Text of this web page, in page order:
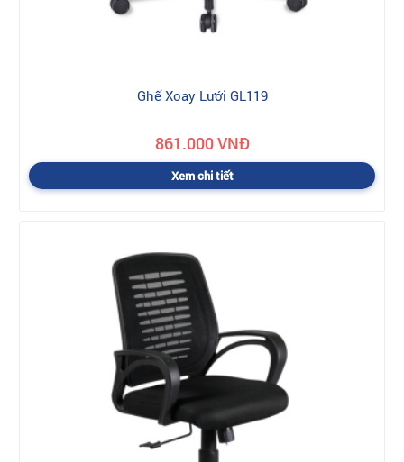
Ghế Xoay Lưới GL119
861.000 VNĐ
Xem chi tiết